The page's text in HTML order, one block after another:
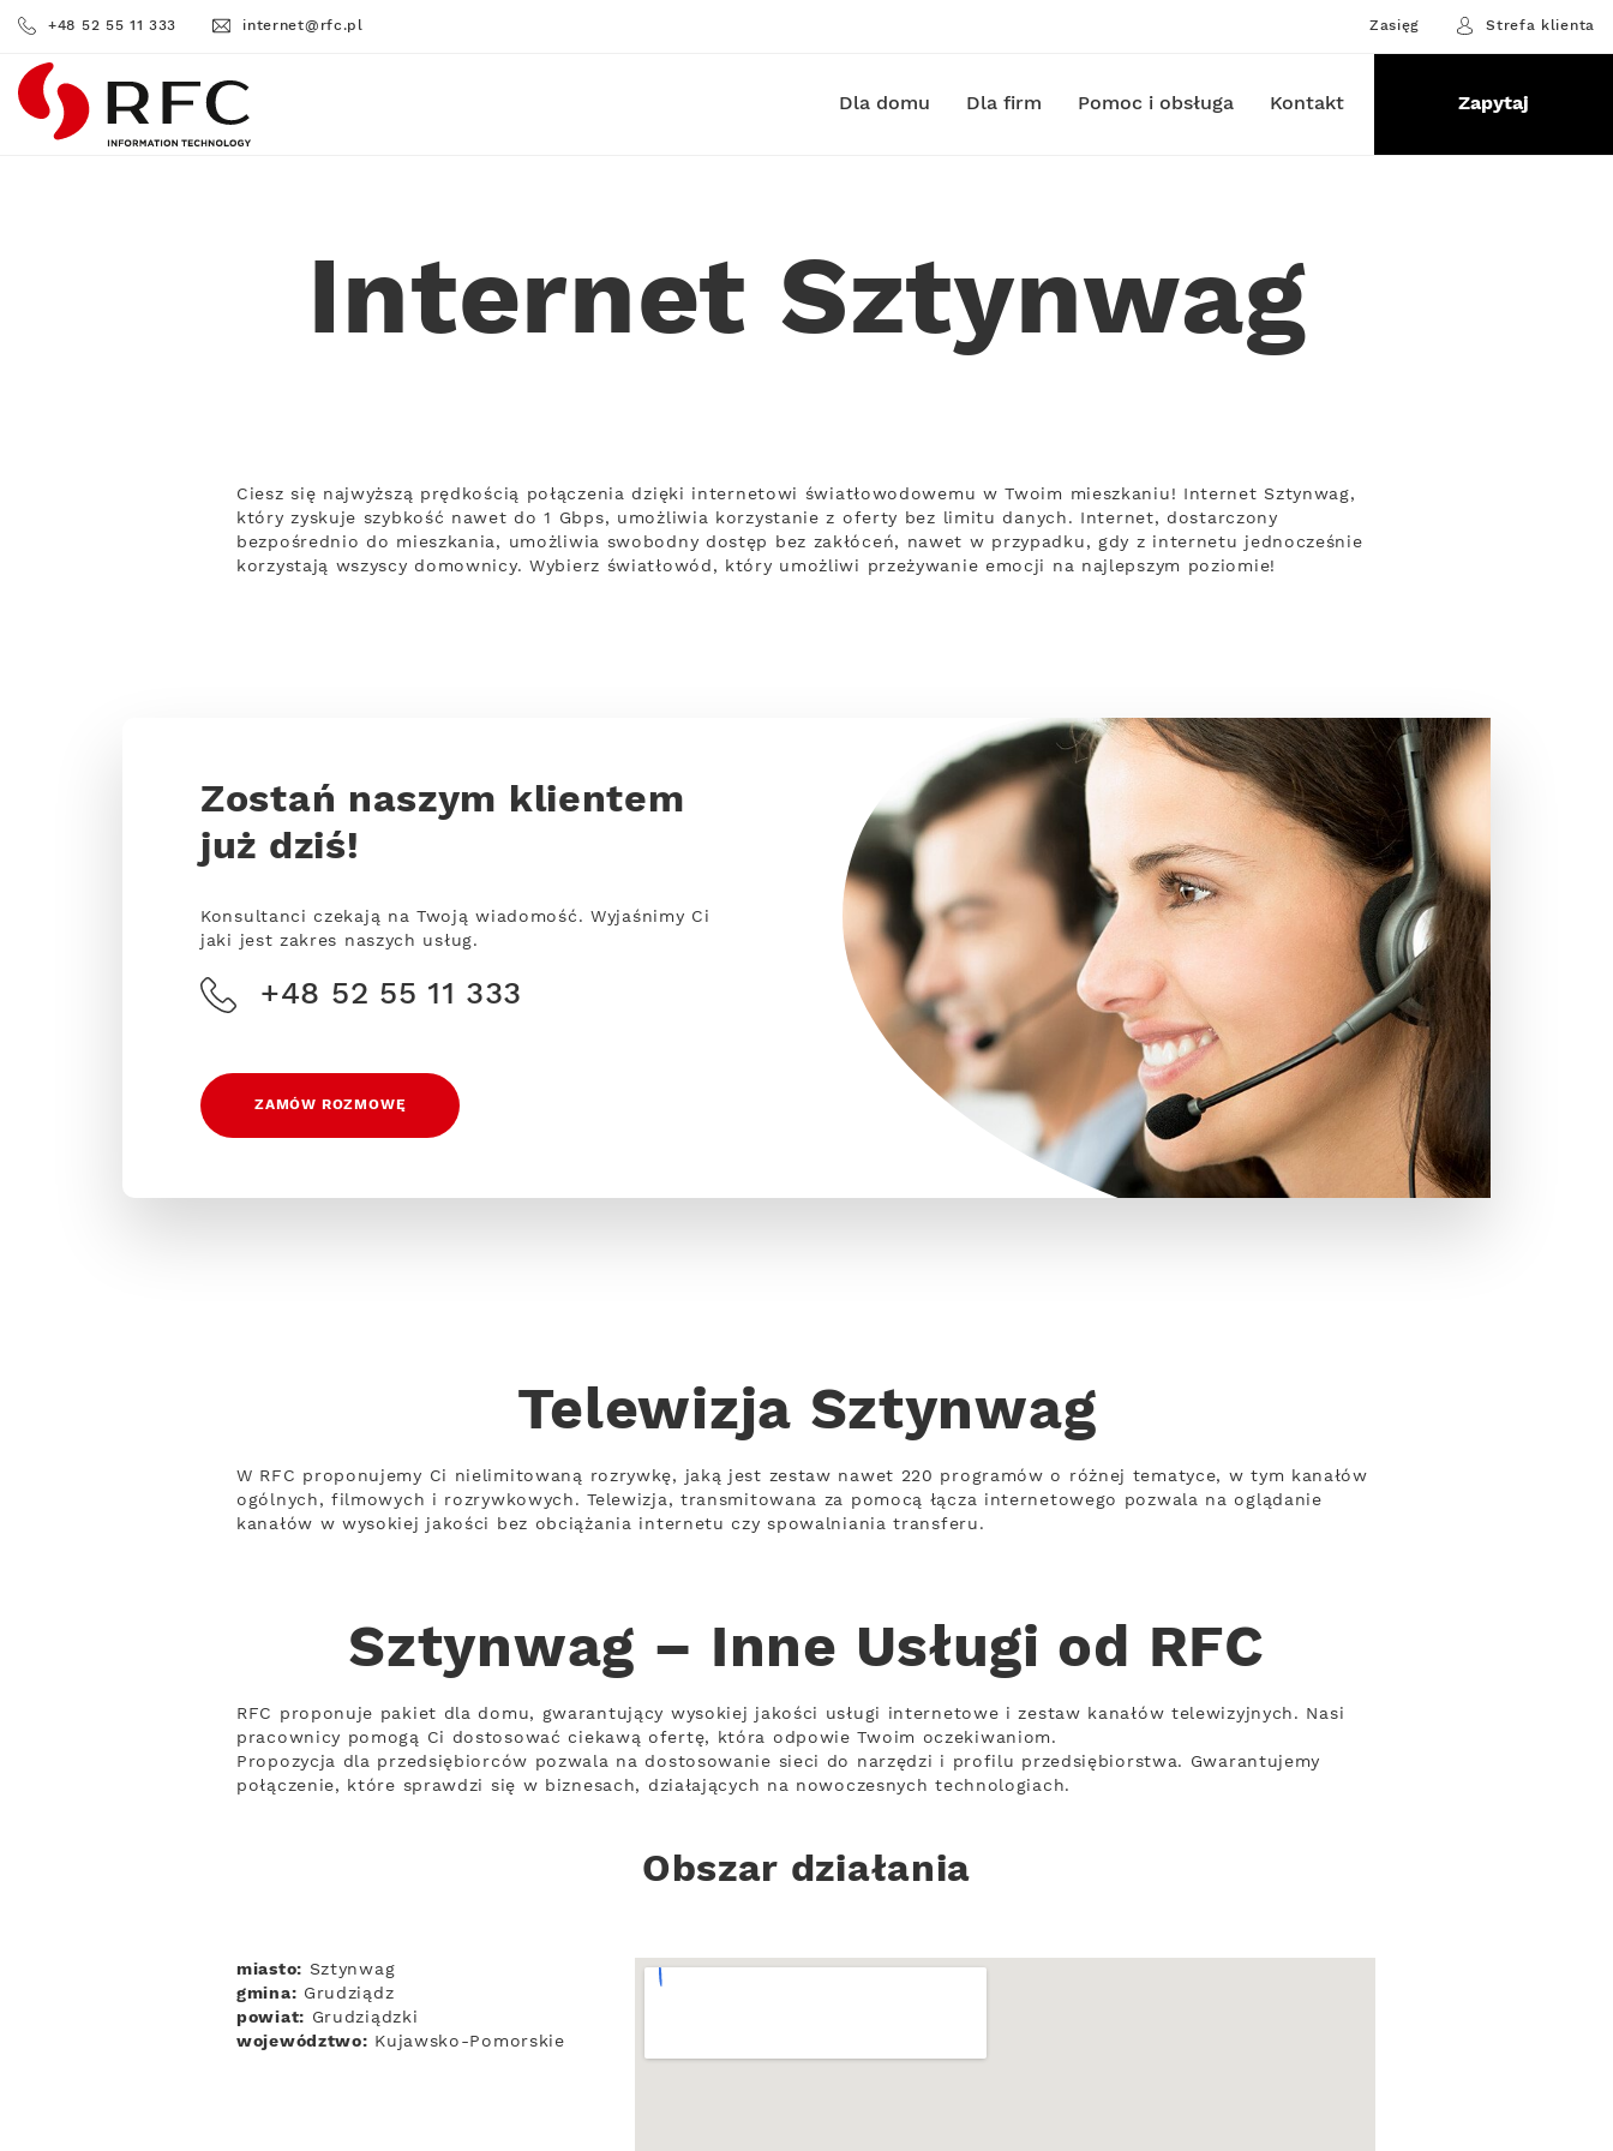
+48 52 55 11 333 internet@rfc.pl Zasięg Strefa klienta
RFC Dla domu Dla firm Pomoc i obsługa Kontakt Zapytaj
Internet Sztynwag
Ciesz się najwyższą prędkością połączenia dzięki internetowi światłowodowemu w Twoim mieszkaniu! Internet Sztynwag,
który zyskuje szybkość nawet do 1 Gbps, umożliwia korzystanie z oferty bez limitu danych. Internet, dostarczony
bezpośrednio do mieszkania, umożliwia swobodny dostęp bez zakłóceń, nawet w przypadku, gdy z internetu jednocześnie
korzystają wszyscy domownicy. Wybierz światłowód, który umożliwi przeżywanie emocji na najlepszym poziomie!
Zostań naszym klientem
już dziś!
Konsultanci czekają na Twoją wiadomość. Wyjaśnimy Ci
jaki jest zakres naszych usług.
+48 52 55 11 333
ZAMÓW ROZMOWĘ
Telewizja Sztynwag
W RFC proponujemy Ci nielimitowaną rozrywkę, jaką jest zestaw nawet 220 programów o różnej tematyce, w tym kanałów
ogólnych, filmowych i rozrywkowych. Telewizja, transmitowana za pomocą łącza internetowego pozwala na oglądanie
kanałów w wysokiej jakości bez obciążania internetu czy spowalniania transferu.
Sztynwag – Inne Usługi od RFC
RFC proponuje pakiet dla domu, gwarantujący wysokiej jakości usługi internetowe i zestaw kanałów telewizyjnych. Nasi
pracownicy pomogą Ci dostosować ciekawą ofertę, która odpowie Twoim oczekiwaniom.
Propozycja dla przedsiębiorców pozwala na dostosowanie sieci do narzędzi i profilu przedsiębiorstwa. Gwarantujemy
połączenie, które sprawdzi się w biznesach, działających na nowoczesnych technologiach.
Obszar działania
miasto: Sztynwag
gmina: Grudziądz
powiat: Grudziądzki
województwo: Kujawsko-Pomorskie